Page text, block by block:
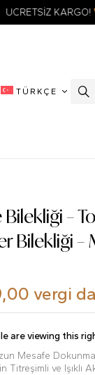
SHIPPING!
TÜRKÇE
–
Bilekliği –
vergi
are viewing this
Mesafe
Titreşimli ve Işıklı